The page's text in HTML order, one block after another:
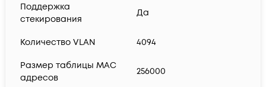
Поддержка
стекирования
Да
Количество VLAN 4094
Размер таблицы MAC
адресов
256000